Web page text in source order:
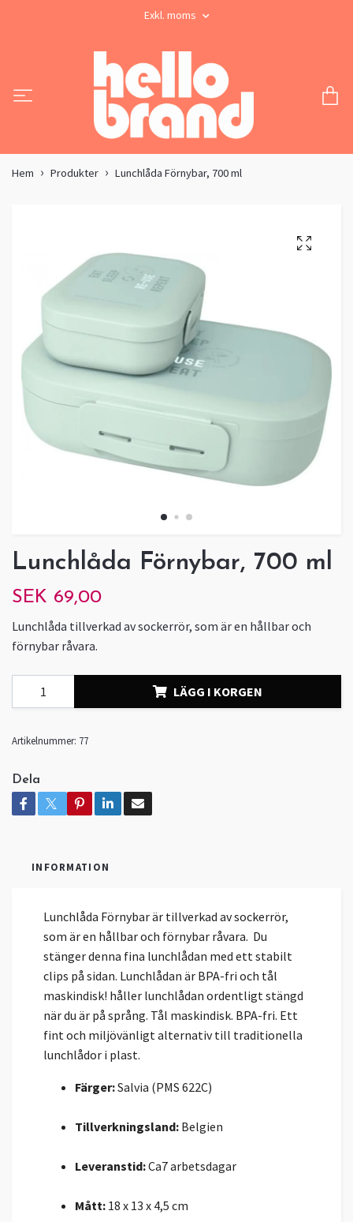
Exkl. moms
Hem Produkter Lunchlåda Förnybar, 700 ml
Lunchlåda Förnybar, 700 ml
SEK 69,00
Lunchlåda tillverkad av sockerrör, som är en hållbar och
förnybar råvara.
LÄGG I KORGEN
Artikelnummer: 77
Dela
INFORMATION
Lunchlåda Förnybar är tillverkad av sockerrör,
som är en hållbar och förnybar råvara. Du
stänger denna fina lunchlådan med ett stabilt
clips på sidan. Lunchlådan är BPA-fri och tål
maskindisk! håller lunchlådan ordentligt stängd
när du är på språng. Tål maskindisk. BPA-fri. Ett
fint och miljövänligt alternativ till traditionella
lunchlådor i plast.
Färger:Salvia (PMS 622C)
Tillverkningsland: Belgien
Leveranstid:Ca7 arbetsdagar
Mått: 18 x 13 x 4,5 cm